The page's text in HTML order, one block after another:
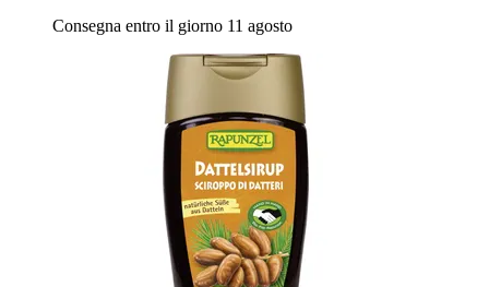
Consegna entro il giorno 11 agosto